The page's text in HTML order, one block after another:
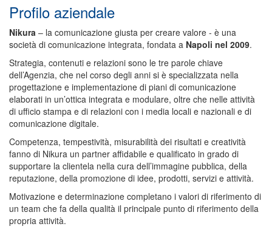
Profilo aziendale
Nikura – la comunicazione giusta per creare valore - è una
società di comunicazione integrata, fondata a Napoli nel 2009.
Strategia, contenuti e relazioni sono le tre parole chiave
dell’Agenzia, che nel corso degli anni si è specializzata nella
progettazione e implementazione di piani di comunicazione
elaborati in un’ottica integrata e modulare, oltre che nelle attività
di ufficio stampa e di relazioni con i media locali e nazionali e di
comunicazione digitale.
Competenza, tempestività, misurabilità dei risultati e creatività
fanno di Nikura un partner affidabile e qualificato in grado di
supportare la clientela nella cura dell’immagine pubblica, della
reputazione, della promozione di idee, prodotti, servizi e attività.
Motivazione e determinazione completano i valori di riferimento di
un team che fa della qualità il principale punto di riferimento della
propria attività.